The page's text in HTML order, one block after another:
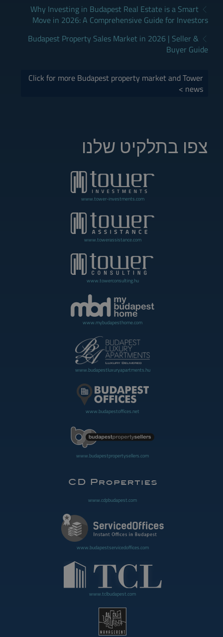
Why Investing in Budapest Real Estate is a Smart
Move in 2026: A Comprehensive Guide for Investors
Budapest Property Sales Market in 2026 | Seller &
Buyer Guide
Click for more Budapest property market and Tower
news >
צפו בתלקיט שלנו
www.tower-investments.com
www.towerassistance.com
www.towerconsulting.hu
www.mybudapesthome.com
www.budapestluxuryapartments.hu
www.budapestoffices.net
www.budapestpropertysellers.com
www.cdpbudapest.com
www.budapestservicedoffices.com
www.tclbudapest.com